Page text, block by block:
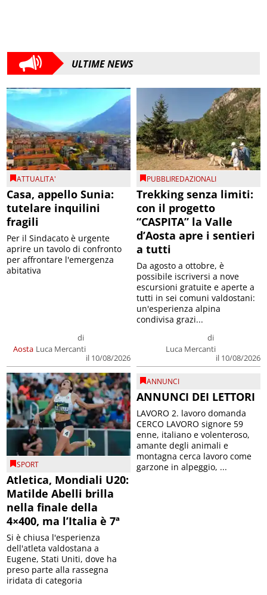
ULTIME NEWS
ATTUALITA'
Casa, appello Sunia:
tutelare inquilini
fragili
Aosta
di
Luca Mercanti
il 10/08/2026
Per il Sindacato è urgente
aprire un tavolo di confronto
per affrontare l'emergenza
abitativa
PUBBLIREDAZIONALI
Trekking senza limiti:
con il progetto
“CASPITA” la Valle
d’Aosta apre i sentieri
a tutti
di
Luca Mercanti
il 10/08/2026
Da agosto a ottobre, è
possibile iscriversi a nove
escursioni gratuite e aperte a
tutti in sei comuni valdostani:
un'esperienza alpina
condivisa grazi...
SPORT
Atletica, Mondiali U20:
Matilde Abelli brilla
nella finale della
4×400, ma l’Italia è 7ª
Si è chiusa l'esperienza
dell'atleta valdostana a
Eugene, Stati Uniti, dove ha
preso parte alla rassegna
iridata di categoria
ANNUNCI
ANNUNCI DEI LETTORI
LAVORO 2. lavoro domanda
CERCO LAVORO signore 59
enne, italiano e volenteroso,
amante degli animali e
montagna cerca lavoro come
garzone in alpeggio, ...